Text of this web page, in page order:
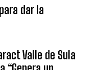
dar la
Valle de Sula